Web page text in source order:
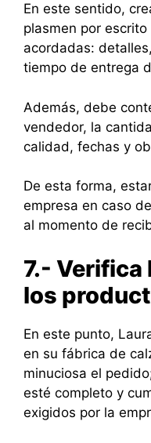
En este sentido,
plasmen por
acordadas:
tiempo de entrega
Además, debe
vendedor, la
calidad, fechas y
De esta forma,
empresa en caso
al momento de
7.- Verifica
los
En este punto,
en su fábrica de
minuciosa el
esté completo y
exigidos por la